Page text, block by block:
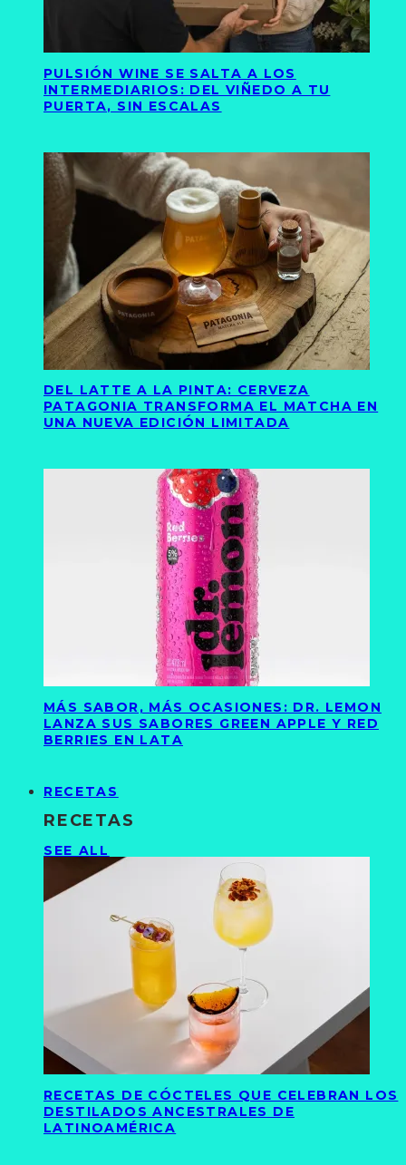
PULSIÓN WINE SE SALTA A LOS
INTERMEDIARIOS: DEL VIÑEDO A TU
PUERTA, SIN ESCALAS
DEL LATTE A LA PINTA: CERVEZA
PATAGONIA TRANSFORMA EL MATCHA EN
UNA NUEVA EDICIÓN LIMITADA
MÁS SABOR, MÁS OCASIONES: DR. LEMON
LANZA SUS SABORES GREEN APPLE Y RED
BERRIES EN LATA
RECETAS
RECETAS
SEE ALL
RECETAS DE CÓCTELES QUE CELEBRAN LOS
DESTILADOS ANCESTRALES DE
LATINOAMÉRICA